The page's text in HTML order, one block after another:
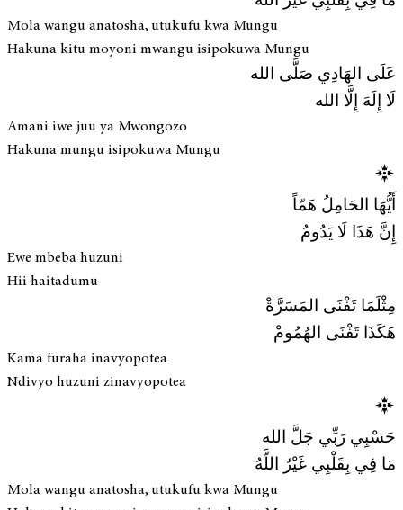
Mola wangu anatosha, utukufu kwa Mungu
Hakuna kitu moyoni mwangu isipokuwa Mungu
عَلَى الهَادِي صَلَّى الله
لَا إِلَهَ إِلَّا الله
Amani iwe juu ya Mwongozo
Hakuna mungu isipokuwa Mungu
أَيُّهَا الحَامِلُ هَمّاً
إِنَّ هَذَا لَا يَدُومُ
Ewe mbeba huzuni
Hii haitadumu
مِثْلَمَا تَفْنَى المَسَرَّةْ
هَكَذَا تَفْنَى الهُمُومْ
Kama furaha inavyopotea
Ndivyo huzuni zinavyopotea
حَسْبِي رَبِّي جَلَّ الله
مَا فِي بِقَلْبِي غَيْرُ اللَّهُ
Mola wangu anatosha, utukufu kwa Mungu